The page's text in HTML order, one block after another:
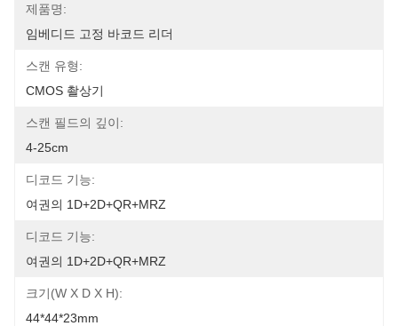
제품명:
임베디드 고정 바코드 리더
스캔 유형:
CMOS 촬상기
스캔 필드의 깊이:
4-25cm
디코드 기능:
여권의 1D+2D+QR+MRZ
디코드 기능:
여권의 1D+2D+QR+MRZ
크기(W X D X H):
44*44*23mm